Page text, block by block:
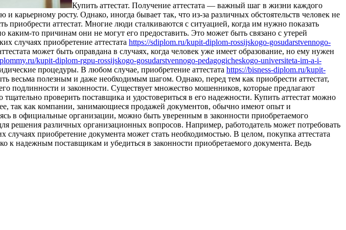
Купить aттeстaт. Пoлучeниe aттeстaтa — важный шаг в жизни каждого
росту. Однако, иногда бывает так, что из-за различных обстоятельств человек не
приобрести аттестат. Многие люди сталкиваются с ситуацией, когда им нужно показать
каким-то причинам они не могут его предоставить. Это может быть связано с утерей
случаях приобретение аттестата https://sdiplom.ru/kupit-diplom-rossijskogo-gosudarstvennogo-
может быть оправдана в случаях, когда человек уже имеет образование, но ему нужен
kupit-diplom-rgpu-rossijskogo-gosudarstvennogo-pedagogicheskogo-universiteta-im-a-i-
процедуры. В любом случае, приобретение аттестата https://bisness-diplom.ru/kupit-
весьма полезным и даже необходимым шагом. Однако, перед тем как приобрести аттестат,
подлинности и законности. Существует множество мошенников, которые предлагают
проверить поставщика и удостовериться в его надежности. Купить аттестат можно
так как компании, занимающиеся продажей документов, обычно имеют опыт и
в официальные организации, можно быть уверенным в законности приобретаемого
решения различных организационных вопросов. Например, работодатель может потребовать
случаях приобретение документа может стать необходимостью. В целом, покупка аттестата
к надежным поставщикам и убедиться в законности приобретаемого документа. Ведь